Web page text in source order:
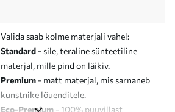
Valida saab kolme materjali vahel:
Standard - sile, teraline sünteetiline
materjal, mille pind on läikiv.
Premium - matt materjal, mis sarnaneb
kunstnike lõuenditele.
Eco-Premium - 100% puuvillast